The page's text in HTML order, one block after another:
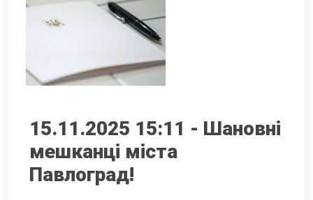
15.11.2025 15:11 - Шановні
мешканці міста
Павлоград!